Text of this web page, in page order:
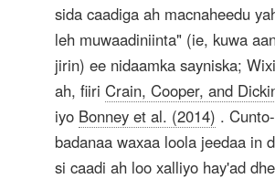
sida caadiga ah macnaheedu
leh muwaadiniinta" (ie, kuwa
jirin) ee nidaamka sayniska;
ah, fiiri Crain, Cooper, and
iyo Bonney et al. (2014) .
badanaa waxaa loola jeedaa in
si caadi ah loo xalliyo hay'ad